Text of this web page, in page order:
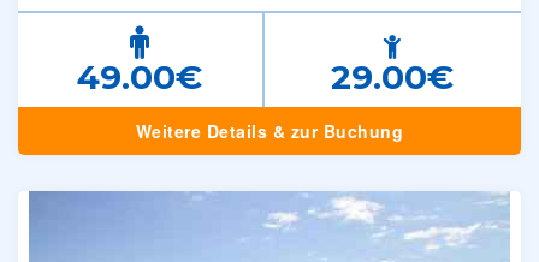
49.00€ 29.00€
Weitere Details & zur Buchung